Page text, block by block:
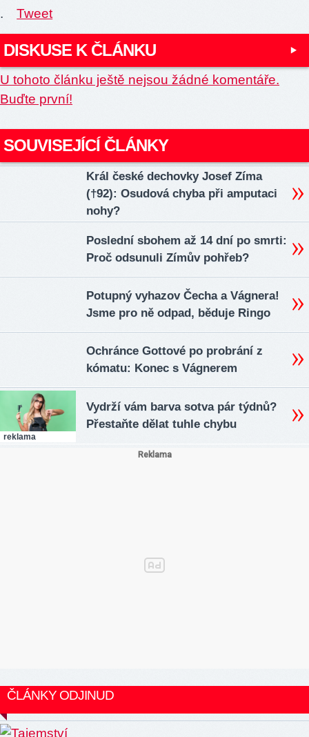
. Tweet
DISKUSE K ČLÁNKU
U tohoto článku ještě nejsou žádné komentáře.
Buďte první!
SOUVISEJÍCÍ ČLÁNKY
Král české dechovky Josef Zíma
(†92): Osudová chyba při amputaci
nohy?
Poslední sbohem až 14 dní po smrti:
Proč odsunuli Zímův pohřeb?
Potupný vyhazov Čecha a Vágnera!
Jsme pro ně odpad, běduje Ringo
Ochránce Gottové po probrání z
kómatu: Konec s Vágnerem
reklama
Vydrží vám barva sotva pár týdnů?
Přestaňte dělat tuhle chybu
ČLÁNKY ODJINUD